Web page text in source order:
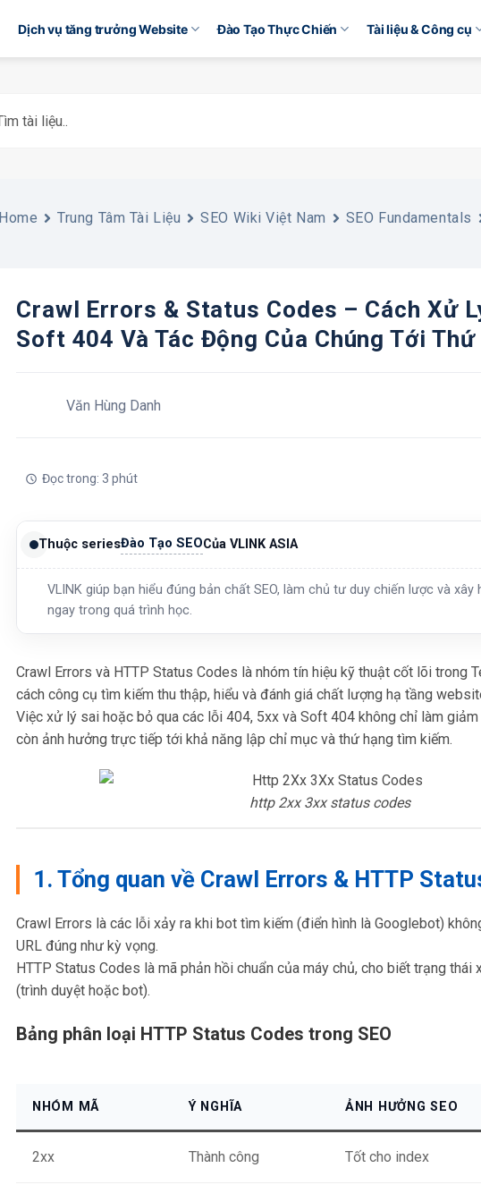
Dịch vụ tăng trưởng Website Đào Tạo Thực Chiến Tài liệu & Công cụ
Home Trung Tâm Tài Liệu SEO Wiki Việt Nam SEO Fundamentals
Crawl Errors & Status Codes – Cách Xử
Soft 404 Và Tác Động Của Chúng Tới Thứ
Văn Hùng Danh
Đọc trong: 3 phút
Thuộc seriesĐào Tạo SEOCủa VLINK ASIA
VLINK giúp bạn hiểu đúng bản chất SEO, làm chủ tư duy chiến lược và
ngay trong quá trình học.
Crawl Errors và HTTP Status Codes là nhóm tín hiệu kỹ thuật cốt lõi trong
cách công cụ tìm kiếm thu thập, hiểu và đánh giá chất lượng hạ tầng
Việc xử lý sai hoặc bỏ qua các lỗi 404, 5xx và Soft 404 không chỉ làm
còn ảnh hưởng trực tiếp tới khả năng lập chỉ mục và thứ hạng tìm kiếm.
http 2xx 3xx status codes
1. Tổng quan về Crawl Errors & HTTP
Crawl Errors là các lỗi xảy ra khi bot tìm kiếm (điển hình là Googlebot)
URL đúng như kỳ vọng.
HTTP Status Codes là mã phản hồi chuẩn của máy chủ, cho biết trạng
(trình duyệt hoặc bot).
Bảng phân loại HTTP Status Codes trong SEO
NHÓM MÃ Ý NGHĨA ẢNH HƯỞNG SEO
2xx Thành công Tốt cho index